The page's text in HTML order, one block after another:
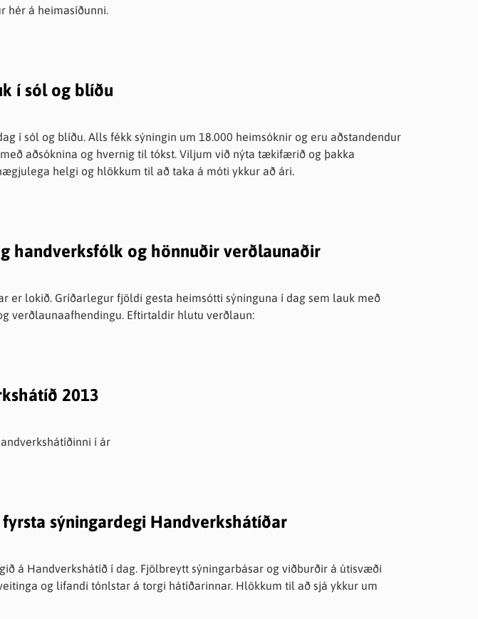
hér á heimasíðunni.
í sól og blíðu
heimsóknir og eru aðstandendur
aðsóknina og hvernig til tókst. Viljum við nýta tækifærið og þakka
helgi og hlökkum til að taka á móti ykkur að ári.
handverksfólk og hönnuðir verðlaunaðir
er lokið. Gríðarlegur fjöldi gesta heimsótti sýninguna í dag sem lauk með
verðlaunaafhendingu. Eftirtaldir hlutu verðlaun:
2013
í ár
sýningardegi Handverkshátíðar
á Handverkshátíð í dag. Fjölbreytt sýningarbásar og viðburðir á útisvæði
og lifandi tónlstar á torgi hátíðarinnar. Hlökkum til að sjá ykkur um